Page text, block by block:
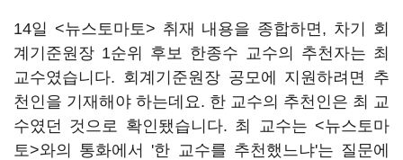
14일 <뉴스토마토> 취재 내용을 종합하면, 차기 회
계기준원장 1순위 후보 한종수 교수의 추천자는 최
교수였습니다. 회계기준원장 공모에 지원하려면 추
천인을 기재해야 하는데요. 한 교수의 추천인은 최 교
수였던 것으로 확인됐습니다. 최 교수는 <뉴스토마
토>와의 통화에서 '한 교수를 추천했느냐'는 질문에